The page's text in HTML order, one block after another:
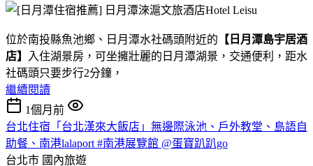
位於南投縣魚池鄉、日月潭水社碼頭附近的 【日月潭島宇居酒
店】
入住湖景房，可坐擁壯麗的日月潭湖景，交通便利，距水
社碼頭只要步行2分鐘，
繼續閱讀
1個月前
台北住宿「台北漢來大飯店」無邊際泳池、戶外教堂、島語自
助餐、南港lalaport #南港展覽館 @蛋寶趴趴go
台北市 國內旅遊